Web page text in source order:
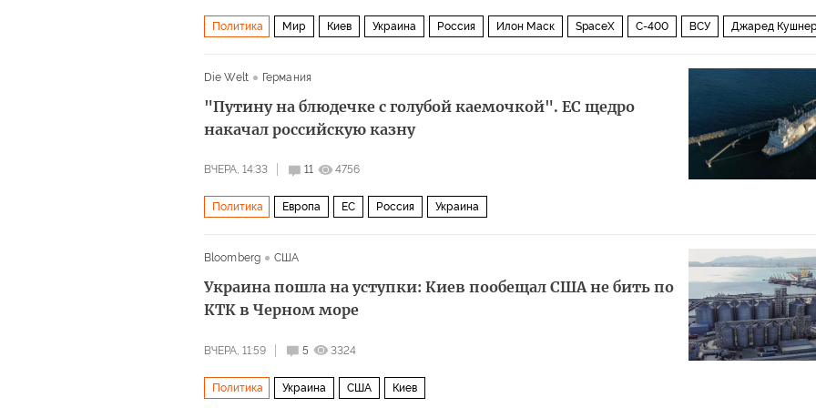
Политика Мир Киев Украина Россия Илон Маск SpaceX С-400 ВСУ Джаред
Die Welt Германия
"Путину на блюдечке с голубой каемочкой". ЕС щедро
накачал российскую казну
ВЧЕРА, 14:33 11 4756
Политика Европа ЕС Россия Украина
Bloomberg США
Украина пошла на уступки: Киев пообещал США не бить по
КТК в Черном море
ВЧЕРА, 11:59 5 3324
Политика Украина США Киев